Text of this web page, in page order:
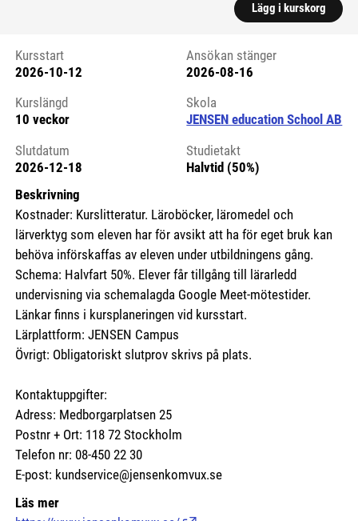
Lägg i kurskorg
Kursstart 6083639
Kursstart
2026-10-12
Ansökan stänger
2026-08-16
Kurslängd
10 veckor
Skola
JENSEN education School AB
Slutdatum
2026-12-18
Studietakt
Halvtid (50%)
Beskrivning
Kostnader: Kurslitteratur. Läroböcker, läromedel och
lärverktyg som eleven har för avsikt att ha för eget bruk kan
behöva införskaffas av eleven under utbildningens gång.
Schema: Halvfart 50%. Elever får tillgång till lärarledd
undervisning via schemalagda Google Meet-mötestider.
Länkar finns i kursplaneringen vid kursstart.
Lärplattform: JENSEN Campus
Övrigt: Obligatoriskt slutprov skrivs på plats.
Kontaktuppgifter:
Adress: Medborgarplatsen 25
Postnr + Ort: 118 72 Stockholm
Telefon nr: 08-450 22 30
E-post: kundservice@jensenkomvux.se
Läs mer